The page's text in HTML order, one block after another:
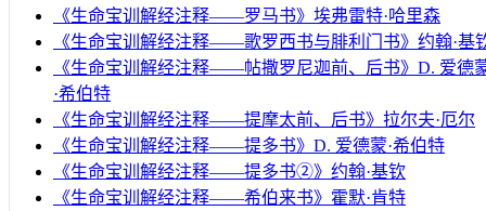
《生命宝训解经注释——罗马书》埃弗雷特·哈里森
《生命宝训解经注释——歌罗西书与腓利门书》约翰·基
《生命宝训解经注释——帖撒罗尼迦前、后书》D. 爱德
·希伯特
《生命宝训解经注释——提摩太前、后书》拉尔夫·厄尔
《生命宝训解经注释——提多书》D. 爱德蒙·希伯特
《生命宝训解经注释——提多书②》约翰·基钦
《生命宝训解经注释——希伯来书》霍默·肯特